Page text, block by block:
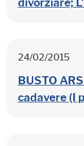
24/02/2015
BUSTO
cadavere (I